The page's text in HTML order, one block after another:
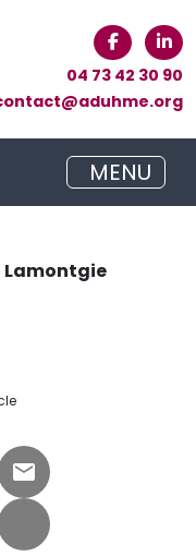
04 73 42 30 90
MENU
Lamontgie